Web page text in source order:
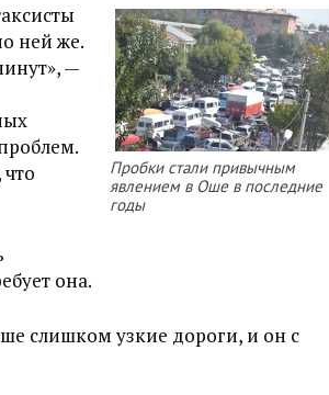
Пробки стали привычным
явлением в Оше в последние
годы
ней же.
—
она.
слишком узкие дороги, и он с